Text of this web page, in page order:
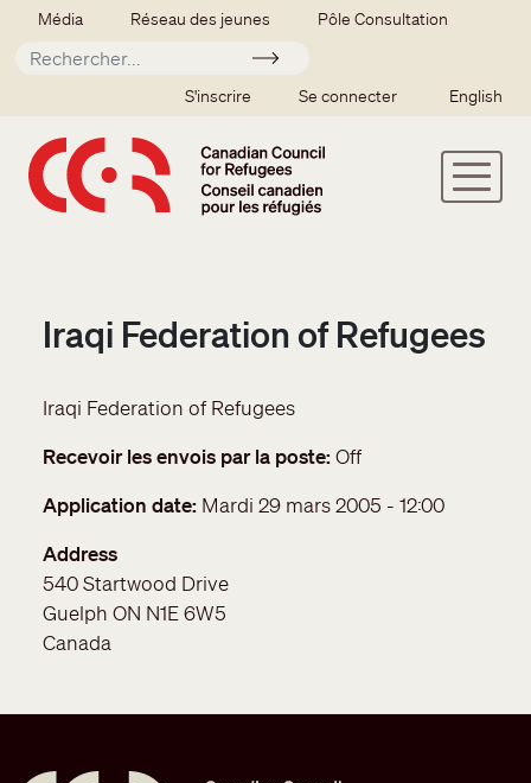
Aller au contenu principal
Secondary menu
Média Réseau des jeunes Pôle Consultation
Soumettre
SSO user menu
S'inscrire Se connecter English
Iraqi Federation of Refugees
Iraqi Federation of Refugees
Recevoir les envois par la poste Off
Application date Mardi 29 mars 2005 - 12:00
Address
540 Startwood Drive
Guelph ON N1E 6W5
Canada